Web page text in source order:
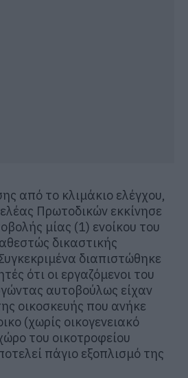
από το κλιμάκιο ελέγχου,
Πρωτοδικών εκκίνησε
μίας (1) ενοίκου του
δικαστικής
διαπιστώθηκε
ότι οι εργαζόμενοι του
αυτοβούλως είχαν
οικοσκευής που ανήκε
(χωρίς οικογενειακό
του οικοτροφείου
πάγιο εξοπλισμό της